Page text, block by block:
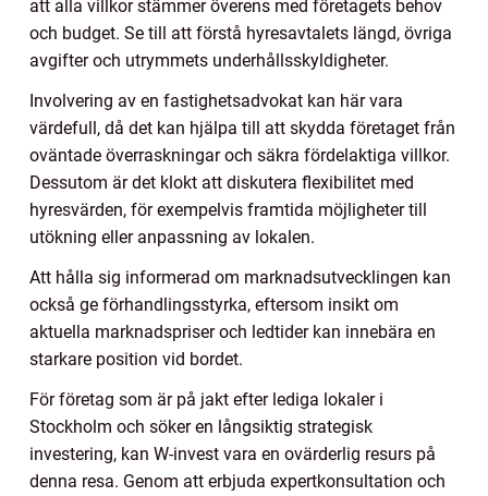
att alla villkor stämmer överens med företagets behov
och budget. Se till att förstå hyresavtalets längd, övriga
avgifter och utrymmets underhållsskyldigheter.
Involvering av en fastighetsadvokat kan här vara
värdefull, då det kan hjälpa till att skydda företaget från
oväntade överraskningar och säkra fördelaktiga villkor.
Dessutom är det klokt att diskutera flexibilitet med
hyresvärden, för exempelvis framtida möjligheter till
utökning eller anpassning av lokalen.
Att hålla sig informerad om marknadsutvecklingen kan
också ge förhandlingsstyrka, eftersom insikt om
aktuella marknadspriser och ledtider kan innebära en
starkare position vid bordet.
För företag som är på jakt efter lediga lokaler i
Stockholm och söker en långsiktig strategisk
investering, kan W-invest vara en ovärderlig resurs på
denna resa. Genom att erbjuda expertkonsultation och